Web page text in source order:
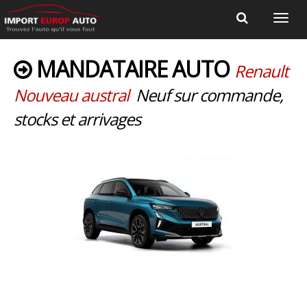
MANDATAIRE AUTO Renault
Nouveau austral Neuf sur commande,
stocks et arrivages